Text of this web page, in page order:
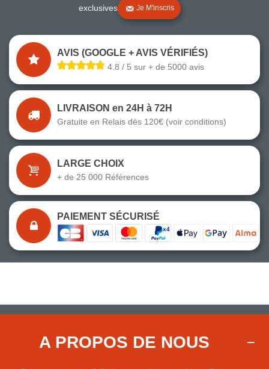
exclusives
Je M'inscris
AVIS (GOOGLE + AVIS VÉRIFIÉS)
4.8 / 5 sur + de 5000 avis
LIVRAISON en 24H à 72H
Gratuite en Relais dès 120€ (voir conditions)
LARGE CHOIX
+ de 25 000 Références
PAIEMENT SÉCURISÉ
A PROPOS DE NOUS